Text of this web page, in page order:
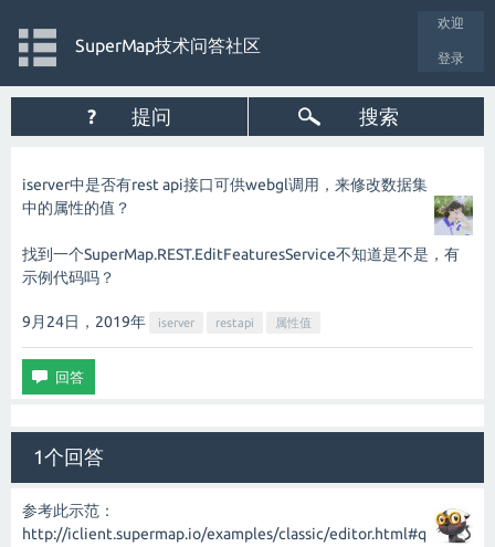
欢迎
登录
SuperMap技术问答社区
? 提问 搜索
iserver中是否有rest api接口可供webgl调用，来修改数据集
中的属性的值？
找到一个SuperMap.REST.EditFeaturesService不知道是不是，有
示例代码吗？
9月24日，2019年 iserver restapi 属性值
1个回答
参考此示范：
http://iclient.supermap.io/examples/classic/editor.html#q